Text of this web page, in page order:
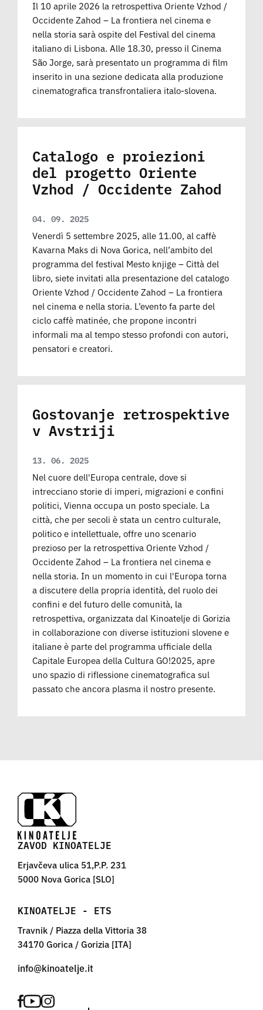
Il 10 aprile 2026 la retrospettiva Oriente Vzhod /
Occidente Zahod – La frontiera nel cinema e
nella storia sarà ospite del Festival del cinema
italiano di Lisbona. Alle 18.30, presso il Cinema
São Jorge, sarà presentato un programma di film
inserito in una sezione dedicata alla produzione
cinematografica transfrontaliera italo-slovena.
Catalogo e proiezioni
del progetto Oriente
Vzhod / Occidente Zahod
04. 09. 2025
Venerdì 5 settembre 2025, alle 11.00, al caffè
Kavarna Maks di Nova Gorica, nell’ambito del
programma del festival Mesto knjige – Città del
libro, siete invitati alla presentazione del catalogo
Oriente Vzhod / Occidente Zahod – La frontiera
nel cinema e nella storia. L’evento fa parte del
ciclo caffè matinée, che propone incontri
informali ma al tempo stesso profondi con autori,
pensatori e creatori.
Gostovanje retrospektive
v Avstriji
13. 06. 2025
Nel cuore dell'Europa centrale, dove si
intrecciano storie di imperi, migrazioni e confini
politici, Vienna occupa un posto speciale. La
città, che per secoli è stata un centro culturale,
politico e intellettuale, offre uno scenario
prezioso per la retrospettiva Oriente Vzhod /
Occidente Zahod – La frontiera nel cinema e
nella storia. In un momento in cui l'Europa torna
a discutere della propria identità, del ruolo dei
confini e del futuro delle comunità, la
retrospettiva, organizzata dal Kinoatelje di Gorizia
in collaborazione con diverse istituzioni slovene e
italiane è parte del programma ufficiale della
Capitale Europea della Cultura GO!2025, apre
uno spazio di riflessione cinematografica sul
passato che ancora plasma il nostro presente.
ZAVOD KINOATELJE
Erjavčeva ulica 51,P.P. 231
5000 Nova Gorica [SLO]
KINOATELJE - ETS
Travnik / Piazza della Vittoria 38
34170 Gorica / Gorizia [ITA]